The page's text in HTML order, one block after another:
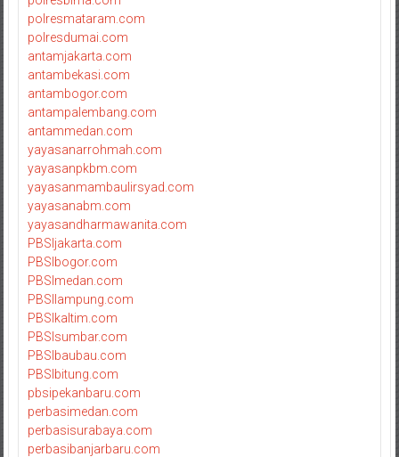
polresmataram.com
polresdumai.com
antamjakarta.com
antambekasi.com
antambogor.com
antampalembang.com
antammedan.com
yayasanarrohmah.com
yayasanpkbm.com
yayasanmambaulirsyad.com
yayasanabm.com
yayasandharmawanita.com
PBSIjakarta.com
PBSIbogor.com
PBSImedan.com
PBSIlampung.com
PBSIkaltim.com
PBSIsumbar.com
PBSIbaubau.com
PBSIbitung.com
pbsipekanbaru.com
perbasimedan.com
perbasisurabaya.com
perbasibanjarbaru.com